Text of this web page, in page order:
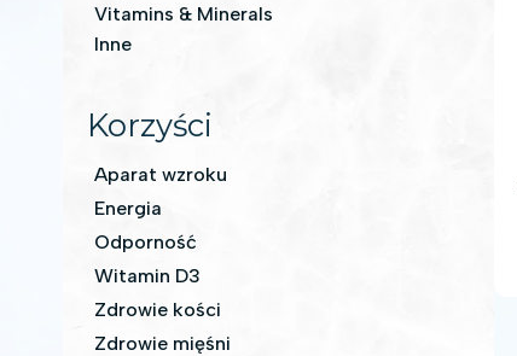
Vitamins & Minerals
Inne
Korzyści
Aparat wzroku
Energia
Odporność
Witamin D3
Zdrowie kości
Zdrowie mięśni